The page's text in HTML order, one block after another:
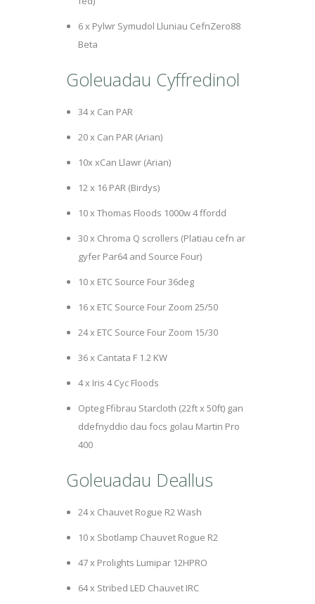
6 x Pylwr Symudol Lluniau CefnZero88
Beta
Goleuadau Cyffredinol
34 x Can PAR
20 x Can PAR (Arian)
10x xCan Llawr (Arian)
12 x 16 PAR (Birdys)
10 x Thomas Floods 1000w 4 ffordd
30 x Chroma Q scrollers (Platiau cefn ar
gyfer Par64 and Source Four)
10 x ETC Source Four 36deg
16 x ETC Source Four Zoom 25/50
24 x ETC Source Four Zoom 15/30
36 x Cantata F 1.2 KW
4 x Iris 4 Cyc Floods
Opteg Ffibrau Starcloth (22ft x 50ft) gan
ddefnyddio dau focs golau Martin Pro
400
Goleuadau Deallus
24 x Chauvet Rogue R2 Wash
10 x Sbotlamp Chauvet Rogue R2
47 x Prolights Lumipar 12HPRO
64 x Stribed LED Chauvet IRC